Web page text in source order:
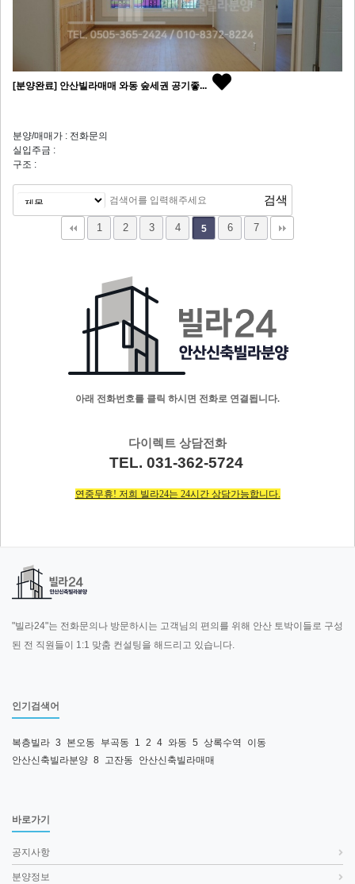
[분양완료] 안산빌라매매 와동 숲세권 공기좋...
분양/매매가 : 전화문의
실입주금 :
구조 :
1 2 3 4 5 6 7
아래 전화번호를 클릭 하시면 전화로 연결됩니다.
다이렉트 상담전화
TEL. 031-362-5724
연중무휴! 저희 빌라24는 24시간 상담가능합니다.
"빌라24"는 전화문의나 방문하시는 고객님의 편의를 위해 안산 토박이들로 구성
된 전 직원들이 1:1 맞춤 컨설팅을 해드리고 있습니다.
인기검색어
복층빌라 3 본오동 부곡동 1 2 4 와동 5 상록수역
이동
안산신축빌라분양 8 고잔동 안산신축빌라매매
바로가기
공지사항
분양정보